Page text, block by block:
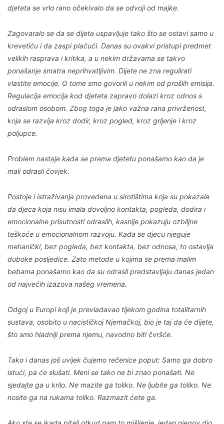
djeteta se vrlo rano očekivalo da se odvoji od majke.
Zagovaralo se da se dijete uspavljuje tako što se ostavi samo u
krevetiću i da zaspi plačući. Danas su ovakvi pristupi predmet
velikih rasprava i kritika, a u nekim državama se takvo
ponašanje smatra neprihvatljivim. Dijete ne zna regulirati
vlastite emocije. O tome smo govorili u nekim od prošlih emisija.
Regulacija emocija kod djeteta zapravo dolazi kroz odnos s
odraslom osobom. Zbog toga je jako važna rana privrženost,
koja se razvija kroz dodir, kroz pogled, kroz grljenje i kroz
poljupce.
Problem nastaje kada se prema djetetu ponašamo kao da je
mali odrasli čovjek.
Postoje i istraživanja provedena u sirotištima koja su pokazala
da djeca koja nisu imala dovoljno kontakta, pogleda, dodira i
emocionalne prisutnosti odraslih, kasnije pokazuju ozbiljne
teškoće u emocionalnom razvoju. Kada se djecu njeguje
mehanički, bez pogleda, bez kontakta, bez odnosa, to ostavlja
duboke posljedice. Zato metode u kojima se prema malim
bebama ponašamo kao da su odrasli predstavljaju danas jedan
od najvećih izazova našeg vremena.
Odgoj u Europi koji je prevladavao tijekom godina totalitarnih
sustava, osobito u nacističkoj Njemačkoj, bio je taj da će dijete,
što smo hladniji prema njemu, navodno biti čvršće.
Tako i danas još uvijek čujemo rečenice poput: Samo ga dobro
istući, pa će slušati. Meni se tako ne bi znao ponašati. Ne
sjedajte ga u krilo. Ne mazite ga toliko. Ne ljubite ga toliko. Ne
nosite ga na rukama toliko. Razmazit ćete ga.